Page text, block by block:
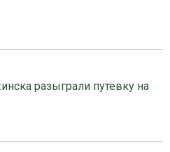
разыграли путёвку на